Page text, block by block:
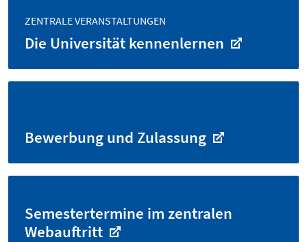
ZENTRALE VERANSTALTUNGEN
Die Universität kennenlernen
Bewerbung und Zulassung
Semestertermine im zentralen
Webauftritt